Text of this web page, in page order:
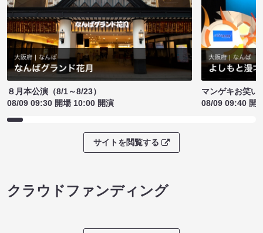
８月本公演（8/1～8/23）
08/09 09:30 開場 10:00 開演
マンゲキお笑い
08/09 09:40 開
サイトを閲覧する
クラウドファンディング